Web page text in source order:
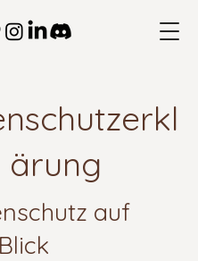
ärung
auf